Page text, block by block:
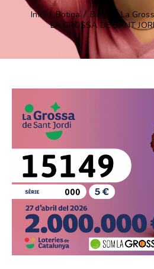
Inici Botiga Billets ‘La
LA GROSSADE SANT